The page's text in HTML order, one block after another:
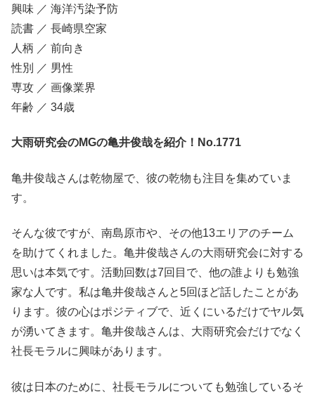
興味 ／ 海洋汚染予防
読書 ／ 長崎県空家
人柄 ／ 前向き
性別 ／ 男性
専攻 ／ 画像業界
年齢 ／ 34歳
大雨研究会のMGの亀井俊哉を紹介！No.1771
亀井俊哉さんは乾物屋で、彼の乾物も注目を集めていま
す。
そんな彼ですが、南島原市や、その他13エリアのチーム
を助けてくれました。亀井俊哉さんの大雨研究会に対する
思いは本気です。活動回数は7回目で、他の誰よりも勉強
家な人です。私は亀井俊哉さんと5回ほど話したことがあ
ります。彼の心はポジティブで、近くにいるだけでヤル気
が湧いてきます。亀井俊哉さんは、大雨研究会だけでなく
社長モラルに興味があります。
彼は日本のために、社長モラルについても勉強しているそ